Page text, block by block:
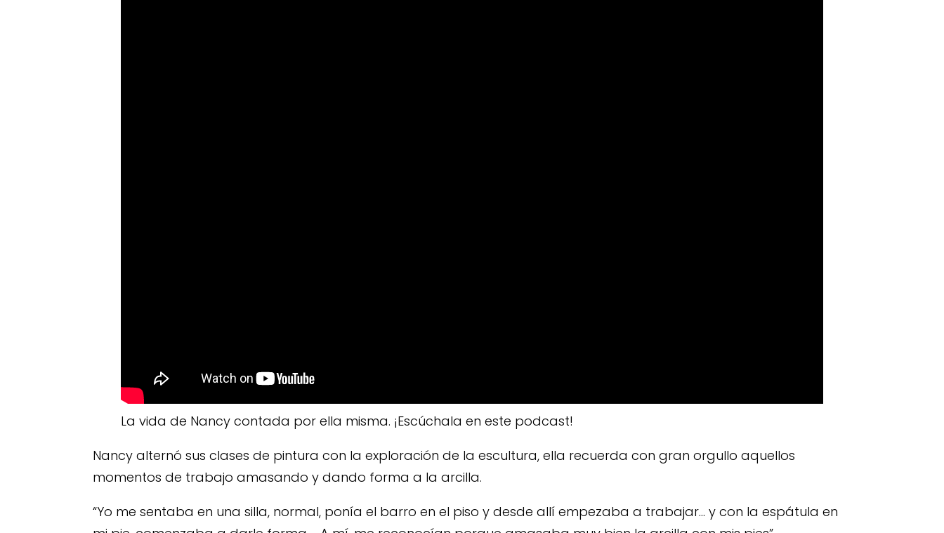
La vida de Nancy contada por ella misma. ¡Escúchala en este podcast!
Nancy alternó sus clases de pintura con la exploración de la escultura, ella recuerda con gran orgullo aquellos
momentos de trabajo amasando y dando forma a la arcilla.
“Yo me sentaba en una silla, normal, ponía el barro en el piso y desde allí empezaba a trabajar… y con la espátula en